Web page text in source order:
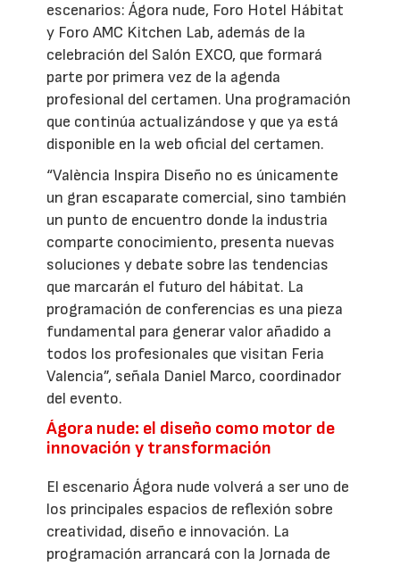
escenarios: Ágora nude, Foro Hotel Hábitat
y Foro AMC Kitchen Lab, además de la
celebración del Salón EXCO, que formará
parte por primera vez de la agenda
profesional del certamen. Una programación
que continúa actualizándose y que ya está
disponible en la web oficial del certamen.
“València Inspira Diseño no es únicamente
un gran escaparate comercial, sino también
un punto de encuentro donde la industria
comparte conocimiento, presenta nuevas
soluciones y debate sobre las tendencias
que marcarán el futuro del hábitat. La
programación de conferencias es una pieza
fundamental para generar valor añadido a
todos los profesionales que visitan Feria
Valencia”, señala Daniel Marco, coordinador
del evento.
Ágora nude: el diseño como motor de
innovación y transformación
El escenario Ágora nude volverá a ser uno de
los principales espacios de reflexión sobre
creatividad, diseño e innovación. La
programación arrancará con la Jornada de